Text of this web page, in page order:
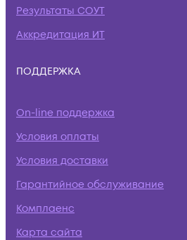
Результаты СОУТ
Аккредитация ИТ
ПОДДЕРЖКА
On-line поддержка
Условия оплаты
Условия доставки
Гарантийное обслуживание
Комплаенс
Карта сайта